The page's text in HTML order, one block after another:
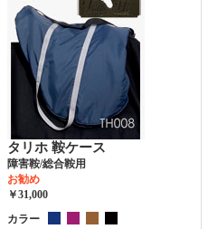
タリホ 鞍ケース
障害鞍/総合鞍用
お勧め
￥31,000
カラー